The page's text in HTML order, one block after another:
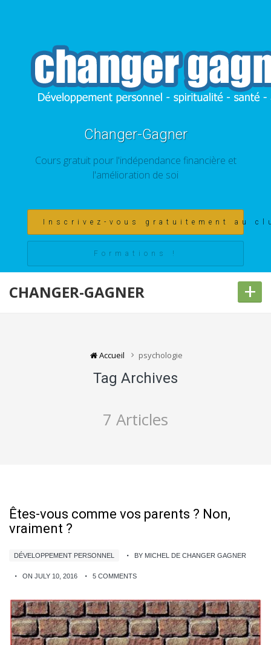
Changer-Gagner
Cours gratuit pour l'indépendance financière et
l'amélioration de soi
Inscrivez-vous gratuitement au
Formations !
CHANGER-GAGNER +
Accueil psychologie
Tag Archives
7 Articles
Êtes-vous comme vos parents ? Non,
vraiment ?
DÉVELOPPEMENT PERSONNEL BY MICHEL DE CHANGER GAGNER
ON JULY 10, 2016 5 COMMENTS